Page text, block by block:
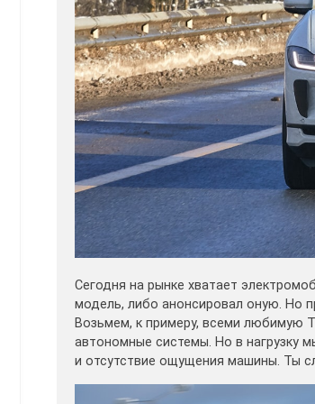
Сегодня на рынке хватает
модель, либо анонсировал оную. Но
Возьмем, к примеру, всеми любимую
автономные системы. Но в нагрузку
и отсутствие ощущения машины. Ты